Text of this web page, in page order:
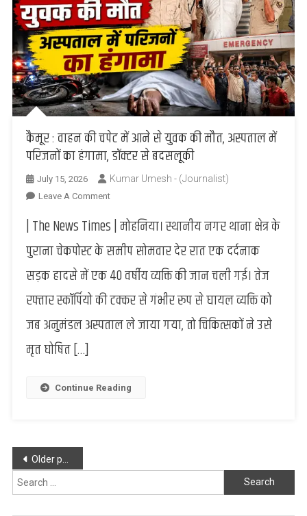
कैमूर : वाहन की चपेट में आने से युवक की मौत, अस्पताल में
परिजनों का हंगामा, डॉक्टर से बदसलूकी
July 15, 2026 Kumar Umesh - (Journalist)
Leave A CommentOn
:
वाहन
की
चपेट
आने
से
अस्पताल
बदसलूकी
| The News Times | मोहनिया। स्थानीय नगर थाना क्षेत्र के
पुराना चेकपोस्ट के समीप सोमवार देर रात एक दर्दनाक
सड़क हादसे में एक 40 वर्षीय व्यक्ति की जान चली गई। तेज
रफ्तार स्कॉर्पियो की टक्कर से गंभीर रूप से घायल व्यक्ति को
जब अनुमंडल अस्पताल ले जाया गया, तो चिकित्सकों ने उसे
मृत घोषित […]
Continue Reading
Posts
navigation
Older posts
Search
for: